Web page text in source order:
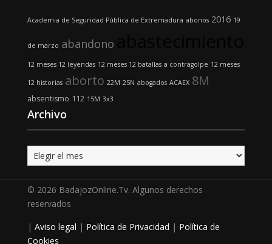
Academia de Seguridad Pública de Extremadura abonos 2016 19
de marzo abandono
12 meses 12 leyendas 12 meses 12 batallas a contragolpe 12 meses
12 historias aborto 22M 25N abogados ACAEX 8M
absentismo 112 15M 3x3
Archivo
Archivo
© 2026 BadajozOnline.Tv. Algunos derechos
reservados
| Aviso legal | Política de Privacidad | Política de
Cookies